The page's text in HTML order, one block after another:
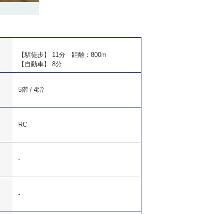
【駅徒歩】 11分 距離：800m
【自動車】 8分
5階 / 4階
RC
-
-